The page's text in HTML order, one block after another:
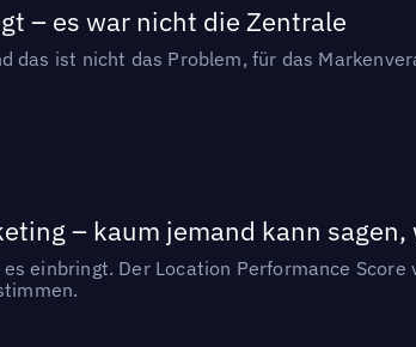
– es war nicht die Zentrale
das ist nicht das Problem, für das
– kaum jemand kann
einbringt. Der Location Performance